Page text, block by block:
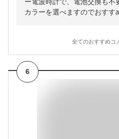
ー電波時計で、電池交換も不
カラーを選べますのでおすす
全てのおすすめコ
6